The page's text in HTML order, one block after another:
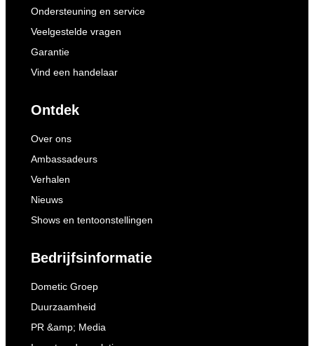
Ondersteuning en service
Veelgestelde vragen
Garantie
Vind een handelaar
Ontdek
Over ons
Ambassadeurs
Verhalen
Nieuws
Shows en tentoonstellingen
Bedrijfsinformatie
Dometic Groep
Duurzaamheid
PR &amp; Media